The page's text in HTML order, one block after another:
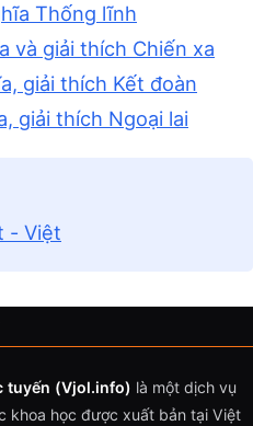
Thống lĩnh
và giải thích Chiến xa
giải thích Kết đoàn
giải thích Ngoại lai
- Việt
tuyến (Vjol.info) là một dịch vụ
khoa học được xuất bản tại Việt